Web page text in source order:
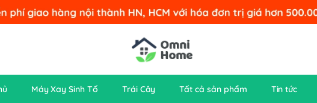
Máy Xay Sinh Tố Trái Cây Tất cả sản phẩm Tin tức